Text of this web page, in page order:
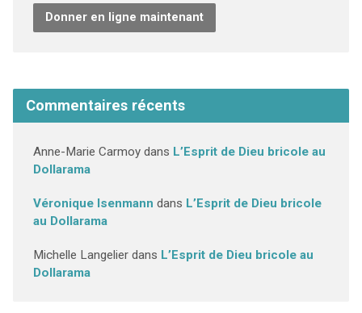
Donner en ligne maintenant
Commentaires récents
Anne-Marie Carmoydans L’Esprit de Dieu bricole au
Dollarama
Véronique Isenmann dans L’Esprit de Dieu bricole
au Dollarama
Michelle Langelierdans L’Esprit de Dieu bricole au
Dollarama